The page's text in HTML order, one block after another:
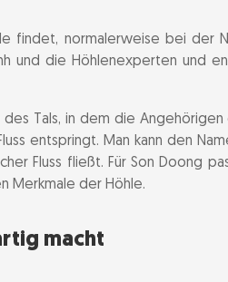
Ke Bang
findet, normalerweise bei der
und die Höhlenexperten und
Tals, in dem die
entspringt. Man kann den
Fluss fließt. Für Son Doong
Merkmale der Höhle.
macht